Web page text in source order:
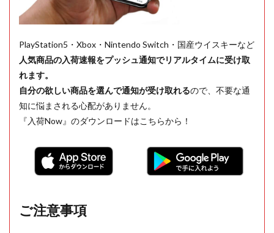
PlayStation5・Xbox・Nintendo Switch・国産ウイスキーなど
人気商品の入荷速報をプッシュ通知でリアルタイムに受け取
れます。
自分の欲しい商品を選んで通知が受け取れるので、不要な通
知に悩まされる心配がありません。
『入荷Now』のダウンロードはこちらから！
ご注意事項